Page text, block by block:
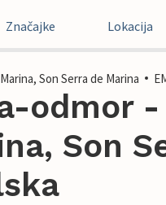
Značajke Lokacija
Son Serra de Marina
odmor -
Son